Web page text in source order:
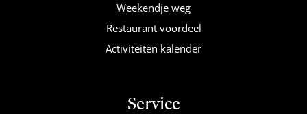
Weekendje weg
Restaurant voordeel
Activiteiten kalender
Service